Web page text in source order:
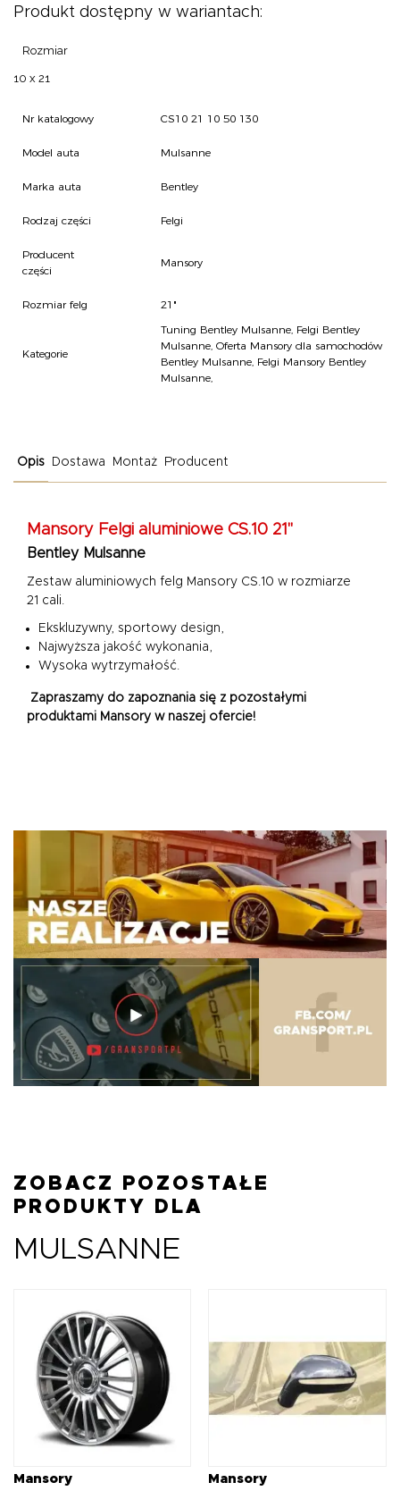
Produkt dostępny w wariantach:
Rozmiar
10 x 21
Nr katalogowy CS10 21 10 50 130
Model auta Mulsanne
Marka auta Bentley
Rodzaj części Felgi
Producent
części
Mansory
Rozmiar felg 21"
Kategorie
Tuning Bentley Mulsanne, Felgi Bentley
Mulsanne, Oferta Mansory dla samochodów
Bentley Mulsanne, Felgi Mansory Bentley
Mulsanne,
Opis Dostawa Montaż Producent
Mansory Felgi aluminiowe CS.10 21"
Bentley Mulsanne
Zestaw aluminiowych felg Mansory CS.10 w rozmiarze
21 cali.
Ekskluzywny, sportowy design,
Najwyższa jakość wykonania,
Wysoka wytrzymałość.
Zapraszamy do zapoznania się z pozostałymi
produktami Mansory w naszej ofercie!
ZOBACZ POZOSTAŁE
PRODUKTY DLA
MULSANNE
Mansory
Mansory